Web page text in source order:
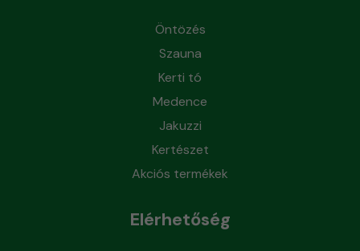
Öntözés
Szauna
Kerti tó
Medence
Jakuzzi
Kertészet
Akciós termékek
Elérhetőség